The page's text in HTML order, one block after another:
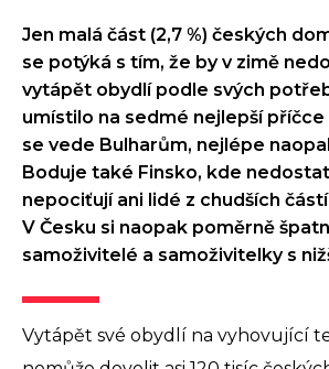
Jen malá část (2,7 %) českých
se potýká s tím, že by v zimě
vytápět obydlí podle svých
umístilo na sedmé nejlepší příčce
se vede Bulharům, nejlépe
Boduje také Finsko, kde
nepociťují ani lidé z chudších
V Česku si naopak poměrně
samoživitelé a samoživitelky s
Vytápět své obydlí na vyhovující